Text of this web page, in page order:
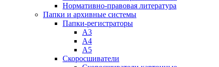
Нормативно-правовая литература
Папки и архивные системы
Папки-регистраторы
А3
А4
А5
Скоросшиватели